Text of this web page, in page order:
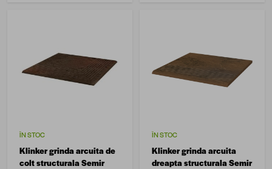
ÎN STOC
Klinker grinda arcuita de
colt structurala Semir
ÎN STOC
Klinker grinda arcuita
dreapta structurala Semir